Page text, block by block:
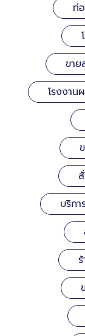
ท่
ขา
โรงงาน
บริก